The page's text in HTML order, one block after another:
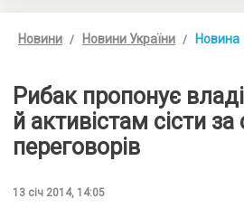
Новини Новини України Новина
Рибак пропонує
й активістам сісти за
переговорів
13 січ 2014, 14:05